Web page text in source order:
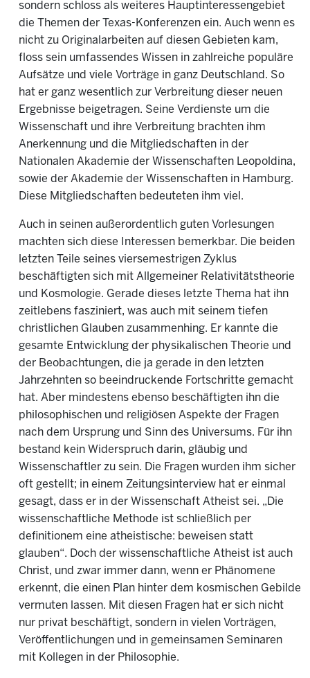
sondern schloss als weiteres Hauptinteressengebiet
die Themen der Texas-Konferenzen ein. Auch wenn es
nicht zu Originalarbeiten auf diesen Gebieten kam,
floss sein umfassendes Wissen in zahlreiche populäre
Aufsätze und viele Vorträge in ganz Deutschland. So
hat er ganz wesentlich zur Verbreitung dieser neuen
Ergebnisse beigetragen. Seine Verdienste um die
Wissenschaft und ihre Verbreitung brachten ihm
Anerkennung und die Mitgliedschaften in der
Nationalen Akademie der Wissenschaften Leopoldina,
sowie der Akademie der Wissenschaften in Hamburg.
Diese Mitgliedschaften bedeuteten ihm viel.
Auch in seinen außerordentlich guten Vorlesungen
machten sich diese Interessen bemerkbar. Die beiden
letzten Teile seines viersemestrigen Zyklus
beschäftigten sich mit Allgemeiner Relativitätstheorie
und Kosmologie. Gerade dieses letzte Thema hat ihn
zeitlebens fasziniert, was auch mit seinem tiefen
christlichen Glauben zusammenhing. Er kannte die
gesamte Entwicklung der physikalischen Theorie und
der Beobachtungen, die ja gerade in den letzten
Jahrzehnten so beeindruckende Fortschritte gemacht
hat. Aber mindestens ebenso beschäftigten ihn die
philosophischen und religiösen Aspekte der Fragen
nach dem Ursprung und Sinn des Universums. Für ihn
bestand kein Widerspruch darin, gläubig und
Wissenschaftler zu sein. Die Fragen wurden ihm sicher
oft gestellt; in einem Zeitungsinterview hat er einmal
gesagt, dass er in der Wissenschaft Atheist sei. „Die
wissenschaftliche Methode ist schließlich per
definitionem eine atheistische: beweisen statt
glauben“. Doch der wissenschaftliche Atheist ist auch
Christ, und zwar immer dann, wenn er Phänomene
erkennt, die einen Plan hinter dem kosmischen Gebilde
vermuten lassen. Mit diesen Fragen hat er sich nicht
nur privat beschäftigt, sondern in vielen Vorträgen,
Veröffentlichungen und in gemeinsamen Seminaren
mit Kollegen in der Philosophie.